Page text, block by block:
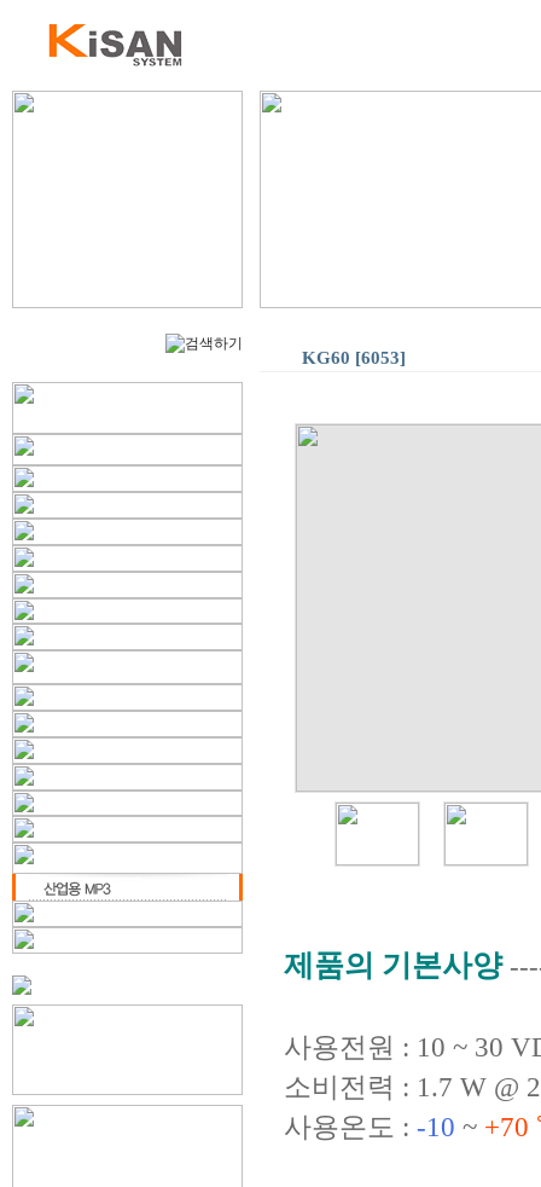
KG60 [6053]
제품의 기본사양
사용전원 : 10 ~ 30
소비전력 : 1.7 W @
사용온도 : -10 ~